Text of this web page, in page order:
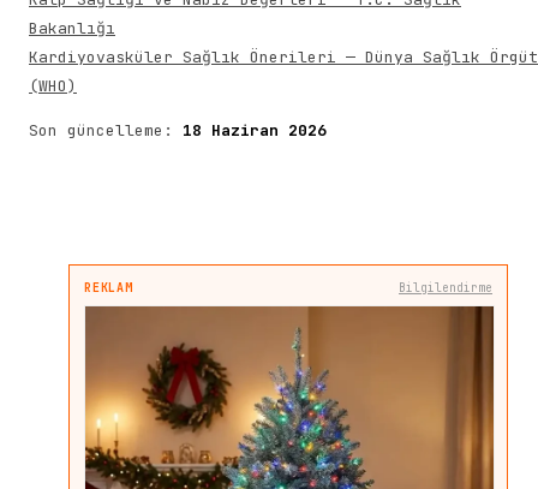
Bakanlığı
Kardiyovasküler Sağlık Önerileri — Dünya Sağlık
(WHO)
Son güncelleme: 18 Haziran 2026
REKLAM Bilgilendirme